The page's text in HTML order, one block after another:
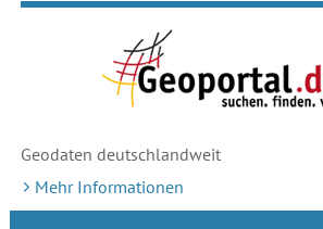
Geodaten deutschlandweit
Mehr Informationen